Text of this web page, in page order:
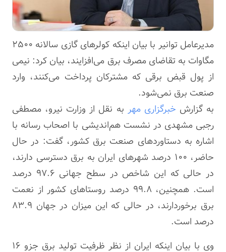
مدیرعامل توانیر با بیان اینکه کولرهای گازی سالانه ۲۵۰۰
مگاوات به تقاضای مصرف برق می‌افزایند، بیان کرد: نیمی
از پول قبض برقی که مشترکان پرداخت می‌کنند، وارد
صنعت برق نمی‌شود.
به گزارش خبرگزاری مهر به نقل از وزارت نیرو، مصطفی
رجبی مشهدی در نشست هم‌اندیشی با اصحاب رسانه با
اشاره به دستاوردهای صنعت برق کشور، گفت: در حال
حاضر، ۱۰۰ درصد شهرهای ایران به برق دسترسی دارند،
در حالی که این شاخص در سطح جهانی ۹۷.۶ درصد
است. همچنین، ۹۹.۸ درصد روستاهای کشور از نعمت
برق برخوردارند، در حالی که این میزان در جهان ۸۳.۹
درصد است.
وی با بیان اینکه ایران از نظر ظرفیت تولید برق جزو ۱۶